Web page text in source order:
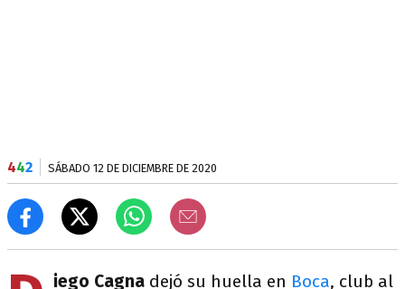
442 SÁBADO 12 DE DICIEMBRE DE 2020
iego Cagna dejó su huella en Boca, club al